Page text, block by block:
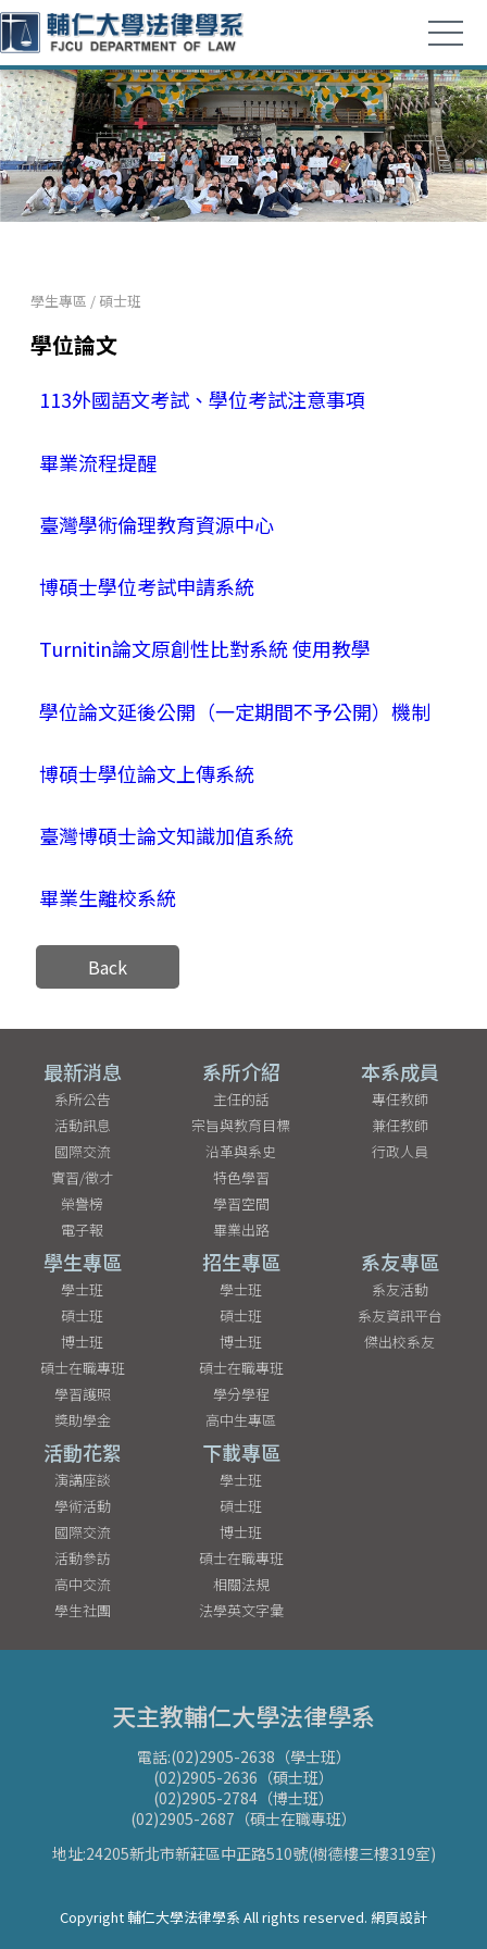
學生專區 / 碩士班
學位論文
113外國語文考試、學位考試注意事項
畢業流程提醒
臺灣學術倫理教育資源中心
博碩士學位考試申請系統
Turnitin論文原創性比對系統 使用教學
學位論文延後公開（一定期間不予公開）機制
博碩士學位論文上傳系統
臺灣博碩士論文知識加值系統
畢業生離校系統
Back
最新消息
系所公告
活動訊息
國際交流
實習/徵才
榮譽榜
電子報
系所介紹
主任的話
宗旨與教育目標
沿革與系史
特色學習
學習空間
畢業出路
本系成員
專任教師
兼任教師
行政人員
學生專區
學士班
碩士班
博士班
碩士在職專班
學習護照
獎助學金
招生專區
學士班
碩士班
博士班
碩士在職專班
學分學程
高中生專區
系友專區
系友活動
系友資訊平台
傑出校系友
活動花絮
演講座談
學術活動
國際交流
活動參訪
高中交流
學生社團
下載專區
學士班
碩士班
博士班
碩士在職專班
相關法規
法學英文字彙
天主教輔仁大學法律學系
電話:(02)2905-2638（學士班）
(02)2905-2636（碩士班）
(02)2905-2784（博士班）
(02)2905-2687（碩士在職專班）
地址:24205新北市新莊區中正路510號(樹德樓三樓319室)
Copyright 輔仁大學法律學系 All rights reserved. 網頁設計